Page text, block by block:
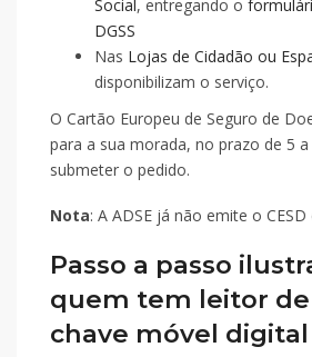
Social, entregando o
DGSS
Nas Lojas de Cidadão ou
disponibilizam o serviço.
O Cartão Europeu de Seguro de
para a sua morada, no prazo de 5
submeter o pedido.
Nota: A ADSE já não emite o CESD
Passo a passo
quem tem leitor
chave móvel digital